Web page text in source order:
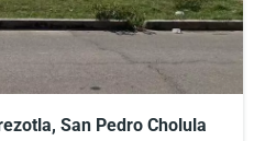
San Pedro Cholula